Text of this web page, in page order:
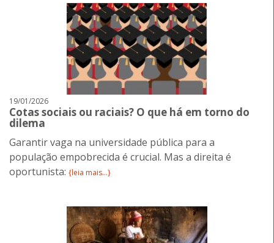
19/01/2026
Cotas sociais ou raciais? O que há em torno do
dilema
Garantir vaga na universidade pública para a
população empobrecida é crucial. Mas a direita é
oportunista: {leia mais...}